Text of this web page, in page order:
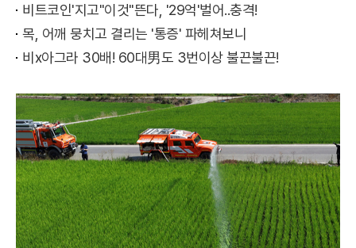
비트코인'지고"이것"뜬다, '29억'벌어..충격!
목, 어깨 뭉치고 결리는 '통증' 파헤쳐보니
비x아그라 30배! 60대男도 3번이상 불끈불끈!